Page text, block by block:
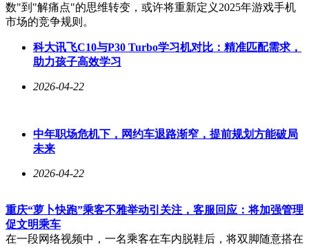
数"到"解痛点"的思维转变，或许将重新定义2025年游戏手机
市场的竞争规则。
科大讯飞C10与P30 Turbo学习机对比：精准匹配需求，
助力孩子高效学习
2026-04-22
中年职场危机下，网约车退路渐窄，提前规划方能破局
未来
2026-04-22
重庆“萝卜快跑”乘客不雅举动引关注，客服回应：将加强管理
促文明乘车
在一段网络视频中，一名乘客在车内脱鞋后，将双脚随意搭在